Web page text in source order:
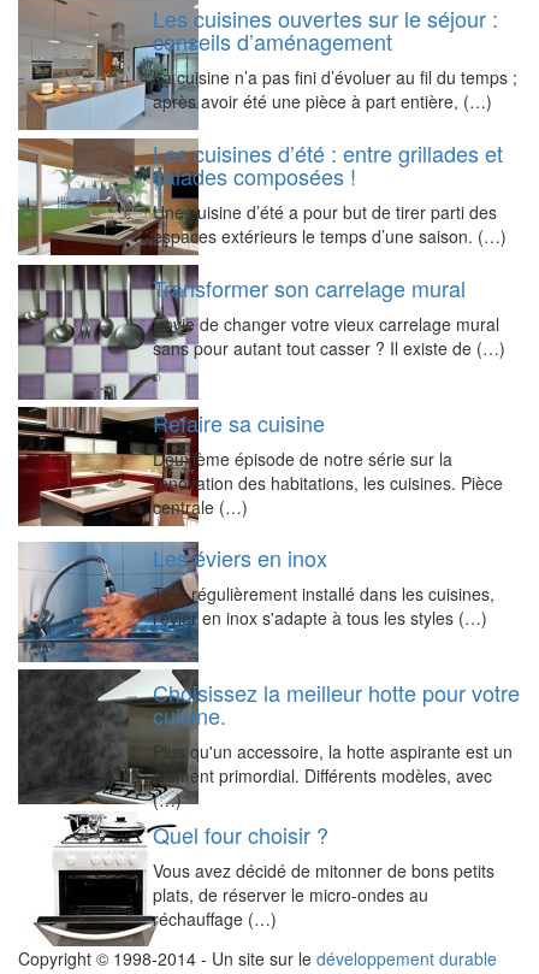
Les cuisines ouvertes sur le séjour :
conseils d’aménagement
La cuisine n’a pas fini d’évoluer au fil du temps ;
après avoir été une pièce à part entière, (…)
Les cuisines d’été : entre grillades et
salades composées !
Une cuisine d’été a pour but de tirer parti des
espaces extérieurs le temps d’une saison. (…)
Transformer son carrelage mural
Envie de changer votre vieux carrelage mural
sans pour autant tout casser ? Il existe de (…)
Refaire sa cuisine
Deuxième épisode de notre série sur la
rénovation des habitations, les cuisines. Pièce
centrale (…)
Les éviers en inox
Très régulièrement installé dans les cuisines,
l'évier en inox s'adapte à tous les styles (…)
Choisissez la meilleur hotte pour votre
cuisine.
Plus qu'un accessoire, la hotte aspirante est un
élément primordial. Différents modèles, avec
(…)
Quel four choisir ?
Vous avez décidé de mitonner de bons petits
plats, de réserver le micro-ondes au
réchauffage (…)
Copyright © 1998-2014 - Un site sur le développement durable